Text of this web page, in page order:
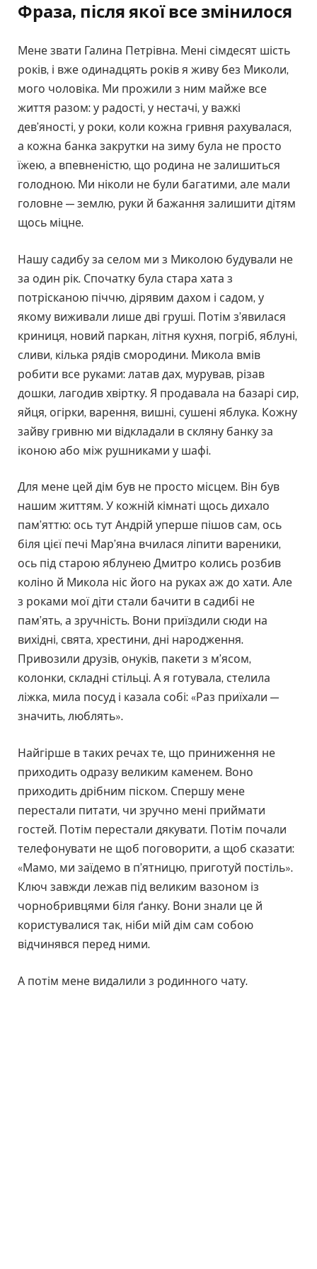
Фраза, після якої все змінилося
Мене звати Галина Петрівна. Мені сімдесят шість
років, і вже одинадцять років я живу без Миколи,
мого чоловіка. Ми прожили з ним майже все
життя разом: у радості, у нестачі, у важкі
дев’яності, у роки, коли кожна гривня рахувалася,
а кожна банка закрутки на зиму була не просто
їжею, а впевненістю, що родина не залишиться
голодною. Ми ніколи не були багатими, але мали
головне — землю, руки й бажання залишити дітям
щось міцне.
Нашу садибу за селом ми з Миколою будували не
за один рік. Спочатку була стара хата з
потрісканою піччю, дірявим дахом і садом, у
якому виживали лише дві груші. Потім з’явилася
криниця, новий паркан, літня кухня, погріб, яблуні,
сливи, кілька рядів смородини. Микола вмів
робити все руками: латав дах, мурував, різав
дошки, лагодив хвіртку. Я продавала на базарі сир,
яйця, огірки, варення, вишні, сушені яблука. Кожну
зайву гривню ми відкладали в скляну банку за
іконою або між рушниками у шафі.
Для мене цей дім був не просто місцем. Він був
нашим життям. У кожній кімнаті щось дихало
пам’яттю: ось тут Андрій уперше пішов сам, ось
біля цієї печі Мар’яна вчилася ліпити вареники,
ось під старою яблунею Дмитро колись розбив
коліно й Микола ніс його на руках аж до хати. Але
з роками мої діти стали бачити в садибі не
пам’ять, а зручність. Вони приїздили сюди на
вихідні, свята, хрестини, дні народження.
Привозили друзів, онуків, пакети з м’ясом,
колонки, складні стільці. А я готувала, стелила
ліжка, мила посуд і казала собі: «Раз приїхали —
значить, люблять».
Найгірше в таких речах те, що приниження не
приходить одразу великим каменем. Воно
приходить дрібним піском. Спершу мене
перестали питати, чи зручно мені приймати
гостей. Потім перестали дякувати. Потім почали
телефонувати не щоб поговорити, а щоб сказати:
«Мамо, ми заїдемо в п’ятницю, приготуй постіль».
Ключ завжди лежав під великим вазоном із
чорнобривцями біля ґанку. Вони знали це й
користувалися так, ніби мій дім сам собою
відчинявся перед ними.
А потім мене видалили з родинного чату.